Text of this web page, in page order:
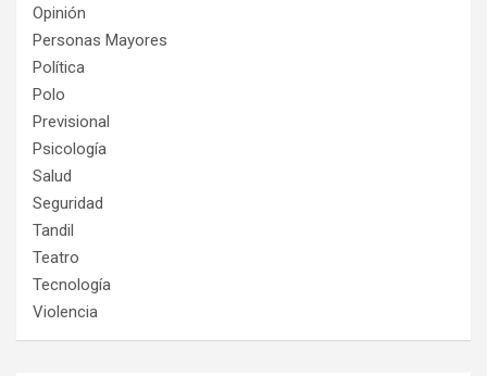
Opinión
Personas Mayores
Política
Polo
Previsional
Psicología
Salud
Seguridad
Tandil
Teatro
Tecnología
Violencia